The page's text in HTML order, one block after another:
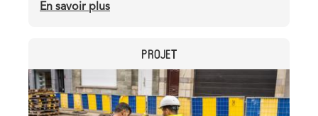
En savoir plus
Métro
est-
il
PROJET
Header
image
Image